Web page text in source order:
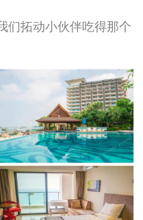
们拓动小伙伴吃得那个